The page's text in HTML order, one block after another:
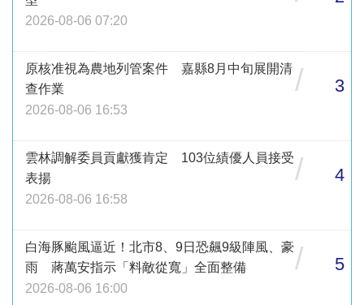
2026-08-06 07:20
原核准視為農地列管案件 嘉縣8月中旬展開清
查作業
2026-08-06 16:53
/ 3
雲林調解委員貢獻獲肯定 103位績優人員接受
表揚
2026-08-06 16:58
/ 4
白海豚颱風逼近！北市8、9日恐飆9級陣風、豪
雨 蔣萬安指示「料敵從寬」全面整備
2026-08-06 16:00
/ 5